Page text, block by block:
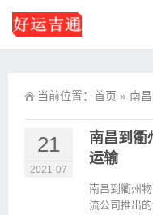
当前位置： 首页 » 南
21
2021-07
南昌到衢
运输
南昌到衢州
流公司推出